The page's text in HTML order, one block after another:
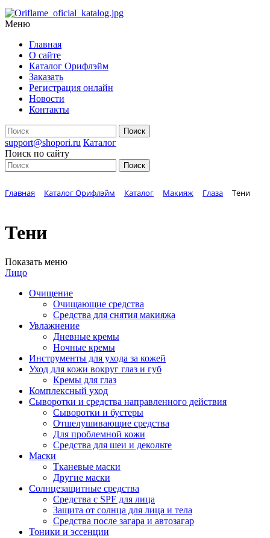
Меню
Главная
О сайте
Каталог Орифлэйм
Заказать
Регистрация онлайн
Новости
Контакты
support@shopori.ru Каталог
Поиск по сайту
Главная Каталог Орифлэйм Каталог Макияж Глаза Тени
Тени
Показать меню
Лицо
Очищение
Очищающие средства
Средства для снятия макияжа
Увлажнение
Дневные кремы
Ночные кремы
Инструменты для ухода за кожей
Уход для кожи вокруг глаз и губ
Кремы для глаз
Комплексный уход
Сыворотки и средства направленного действия
Сыворотки и бустеры
Отшелушивающие средства
Для проблемной кожи
Средства для шеи и декольте
Маски
Тканевые маски
Другие маски
Солнцезащитные средства
Средства с SPF для лица
Защита от солнца для лица и тела
Средства после загара и автозагар
Тоники и эссенции